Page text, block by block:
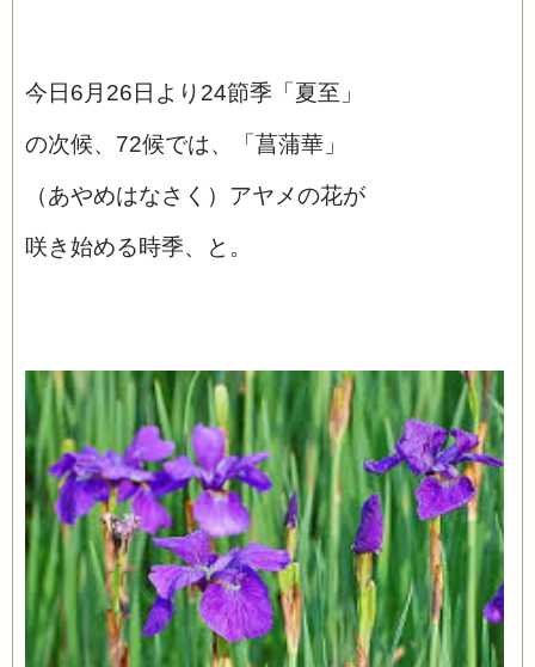
今日6月26日より24節季「夏至」
の次候、72候では、「菖蒲華」
（あやめはなさく）アヤメの花が
咲き始める時季、と。